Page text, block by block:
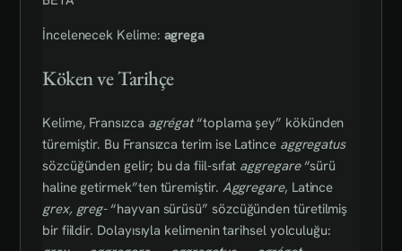
İncelenecek Kelime: agrega
Köken ve Tarihçe
Kelime, Fransızca agrégat“toplama şey” kökünden
türemiştir. Bu Fransızca terim ise Latince aggregatus
sözcüğünden gelir; bu da fiil‑sıfat aggregare“sürü
haline getirmek”ten türemiştir. Aggregare, Latince
grex, greg-“hayvan sürüsü” sözcüğünden türetilmiş
bir fiildir. Dolayısıyla kelimenin tarihsel yolculuğu: